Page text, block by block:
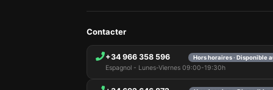
Contacter
+34 966 358 596 Hors horaires · Disponible
Espagnol - Lunes-Viernes 09:00-19:30h